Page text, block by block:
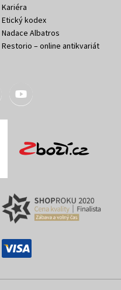
Kariéra
Etický kodex
Nadace Albatros
Restorio – online antikvariát